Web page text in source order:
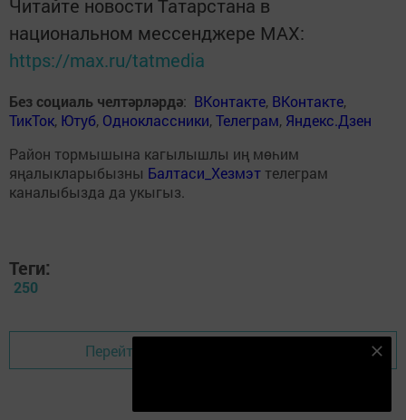
Читайте новости Татарстана в
национальном мессенджере MАХ:
https://max.ru/tatmedia
Без социаль челтәрләрдә: ВКонтакте, ВКонтакте,
ТикТок, Ютуб, Одноклассники,Телеграм, Яндекс.Дзен
Район тормышына кагылышлы иң мөһим
яңалыкларыбызны Балтаси_Хезмэт телеграм
каналыбызда да укыгыз.
Теги:
250
Перейти на страницу новости